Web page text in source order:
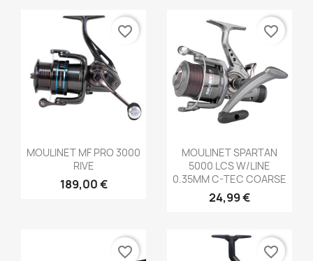
 Aperçu rapide
MOULINET MF PRO 3000
RIVE
189,00 €
favorite_border
Aperçu rapide
MOULINET SPARTAN
5000 LCS W/LINE
0.35MM C-TEC COARSE
24,99 €
favorite_border
favorite_border favorite_border